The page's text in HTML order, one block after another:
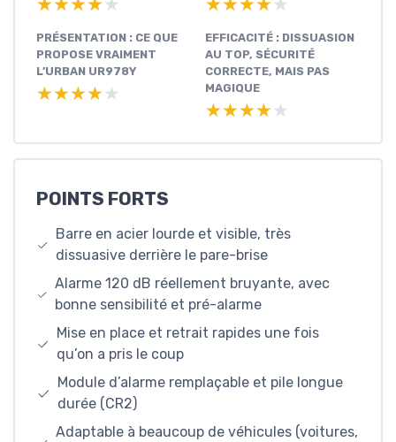
PRÉSENTATION : CE QUE
PROPOSE VRAIMENT
L’URBAN UR978Y
★★★★★
★★★★★
EFFICACITÉ : DISSUASION
AU TOP, SÉCURITÉ
CORRECTE, MAIS PAS
MAGIQUE
★★★★★
★★★★★
POINTS FORTS
Barre en acier lourde et visible, très
dissuasive derrière le pare-brise
Alarme 120 dB réellement bruyante, avec
bonne sensibilité et pré-alarme
Mise en place et retrait rapides une fois
qu’on a pris le coup
Module d’alarme remplaçable et pile longue
durée (CR2)
Adaptable à beaucoup de véhicules (voitures,